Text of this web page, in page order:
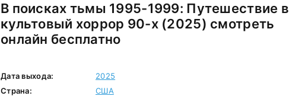
В поисках тьмы 1995-1999: Путешествие в
культовый хоррор 90-х (2025) смотреть
онлайн бесплатно
Дата выхода:
2025
Страна:
США